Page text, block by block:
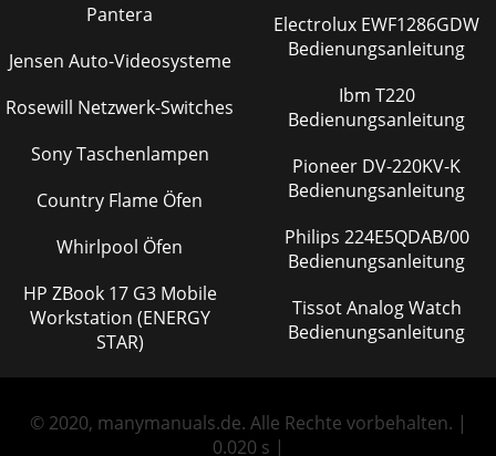
Pantera
Jensen Auto-Videosysteme
Rosewill Netzwerk-Switches
Sony Taschenlampen
Country Flame Öfen
Whirlpool Öfen
HP ZBook 17 G3 Mobile
Workstation (ENERGY
STAR)
Electrolux EWF1286GDW
Bedienungsanleitung
Ibm T220
Bedienungsanleitung
Pioneer DV-220KV-K
Bedienungsanleitung
Philips 224E5QDAB/00
Bedienungsanleitung
Tissot Analog Watch
Bedienungsanleitung
© 2020, manymanuals.de. Alle Rechte vorbehalten. |
0.020 s |